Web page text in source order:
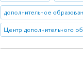
дополнительное
Центр дополнительного